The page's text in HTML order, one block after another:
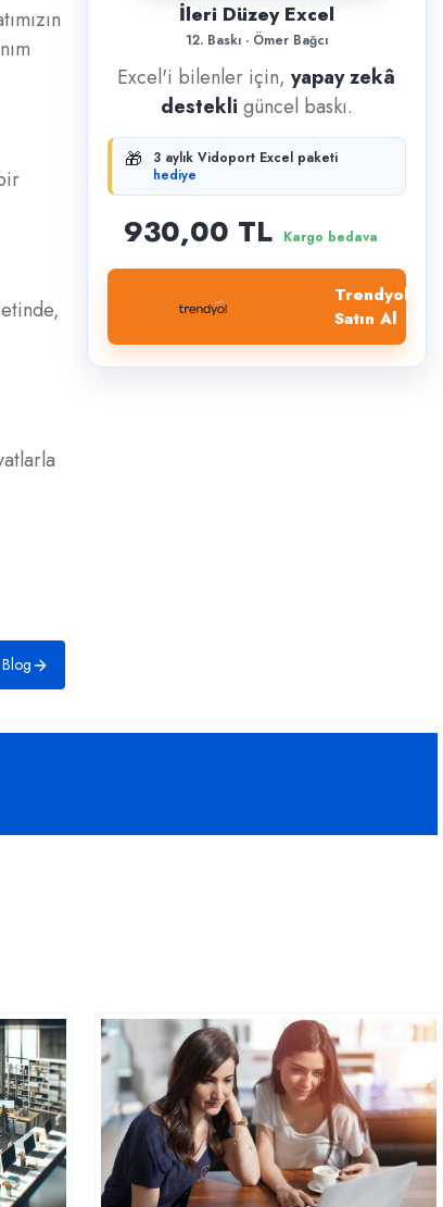
İleri Düzey Excel
12. Baskı · Ömer Bağcı
Excel'i bilenler için,yapay zekâ
destekli güncel baskı.
🎁
3 aylık Vidoport Excel paketi
hediye
930,00 TL Kargo bedava
Trendyol'dan
Satın Al